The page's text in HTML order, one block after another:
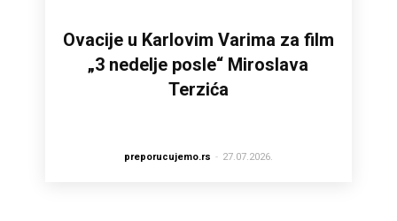
Ovacije u Karlovim Varima za film
„3 nedelje posle“ Miroslava
Terzića
preporucujemo.rs - 27.07.2026.